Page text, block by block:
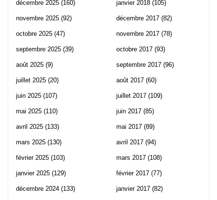
décembre 2025 (160)
novembre 2025 (92)
octobre 2025 (47)
septembre 2025 (39)
août 2025 (9)
juillet 2025 (20)
juin 2025 (107)
mai 2025 (110)
avril 2025 (133)
mars 2025 (130)
février 2025 (103)
janvier 2025 (129)
décembre 2024 (133)
janvier 2018 (105)
décembre 2017 (82)
novembre 2017 (78)
octobre 2017 (93)
septembre 2017 (96)
août 2017 (60)
juillet 2017 (109)
juin 2017 (85)
mai 2017 (89)
avril 2017 (94)
mars 2017 (108)
février 2017 (77)
janvier 2017 (82)